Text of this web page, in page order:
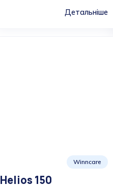
Детальніше
Winncare
Helios 150